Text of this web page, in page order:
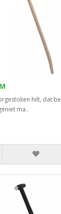
hilt, dat
ma..